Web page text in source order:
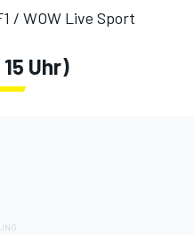
/ WOW Live Sport
Uhr)